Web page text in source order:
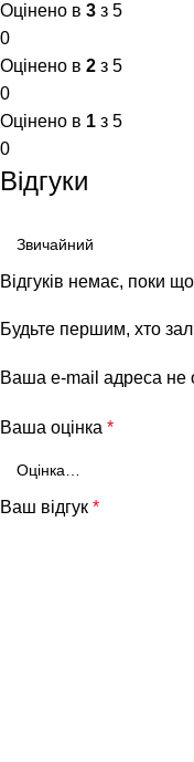
Оцінено в 3 з 5
0
Оцінено в 2 з 5
0
Оцінено в 1 з 5
0
Відгуки
Відгуків немає, поки
Будьте першим, хто
Ваша e-mail адреса не
Ваша оцінка *
Ваш відгук *